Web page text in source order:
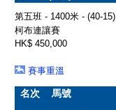
第五班 - 1400米 - (40-15)
柯布連讓賽
HK$ 450,000
賽事重溫
名次 馬號